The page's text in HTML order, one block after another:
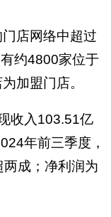
店网络中超过
约4800家位于
加盟门店。
收入103.51亿
年前三季度，
成；净利润为